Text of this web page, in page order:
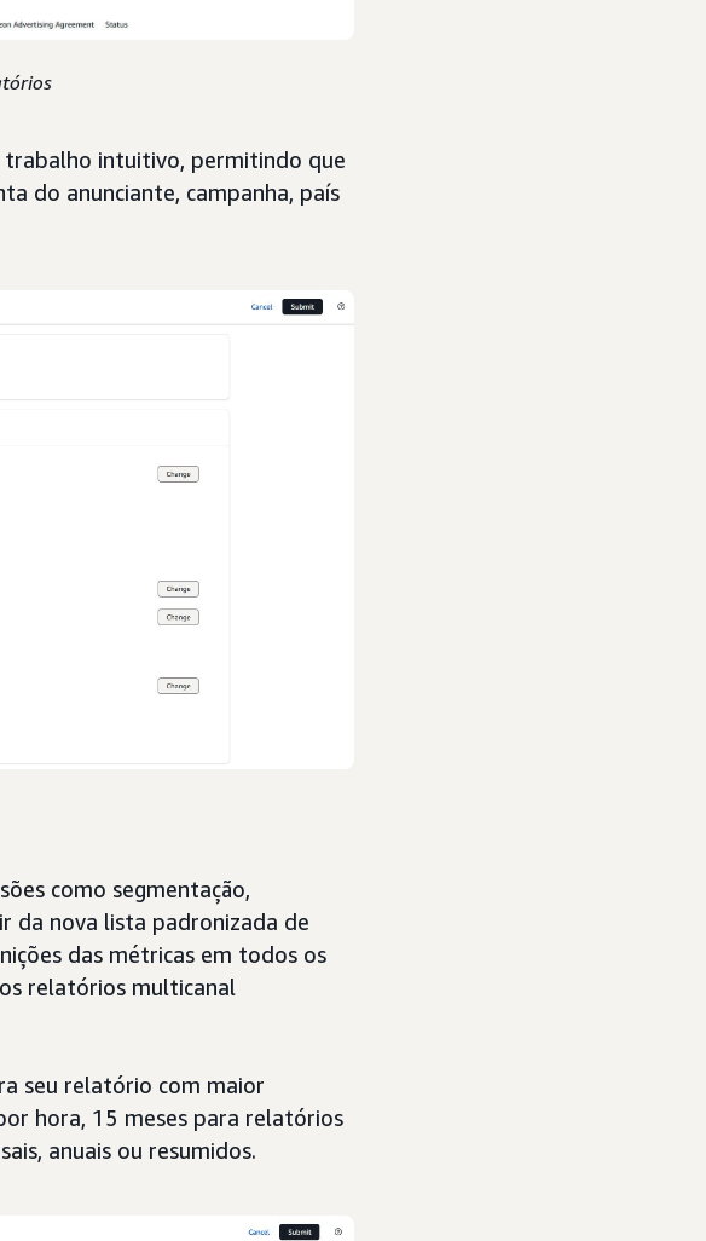
intuitivo, permitindo que
do anunciante, campanha, país
como segmentação,
da nova lista padronizada de
das métricas em todos os
relatórios multicanal
seu relatório com maior
hora, 15 meses para relatórios
anuais ou resumidos.